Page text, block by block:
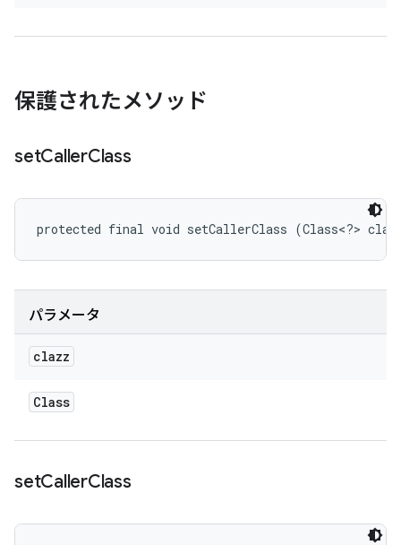
保護されたメソッド
setCallerClass
protected final void setCallerClass (Class<?>
パラメータ
clazz
Class
setCallerClass